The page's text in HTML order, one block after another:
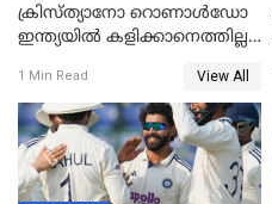
ക്രിസ്ത്യാനോ റൊണാൾഡോ
ഇന്ത്യയിൽ കളിക്കാനെത്തില്ല;
ഉൾപ്പെടുത്തിയില്ല
1 Min Read View All